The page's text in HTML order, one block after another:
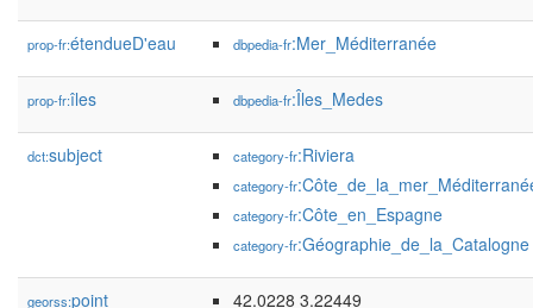
prop-fr:étendueD'eau dbpedia-fr:Mer_Méditerranée
prop-fr:îles dbpedia-fr:Îles_Medes
dct:subject category-fr:Riviera
category-fr
category-fr:Côte_en_Espagne
category-fr:Géographie_de_la_Catalogne
georss:point 42.0228 3.22449